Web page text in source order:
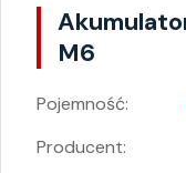
M6
Pojemność:
Producent: